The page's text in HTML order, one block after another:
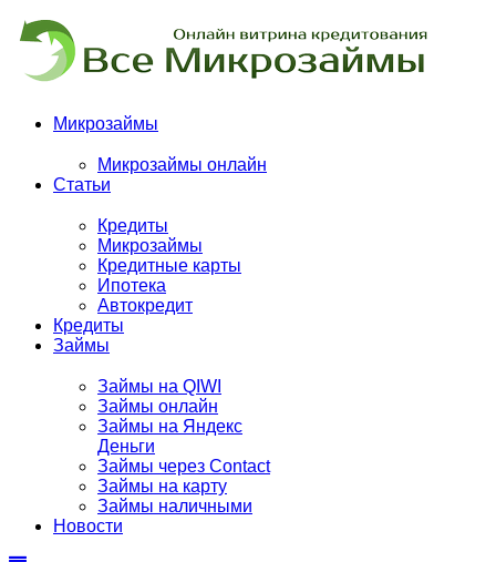
Микрозаймы
Микрозаймы онлайн
Статьи
Кредиты
Микрозаймы
Кредитные карты
Ипотека
Автокредит
Кредиты
Займы
Займы на QIWI
Займы онлайн
Займы на Яндекс
Деньги
Займы через Contact
Займы на карту
Займы наличными
Новости